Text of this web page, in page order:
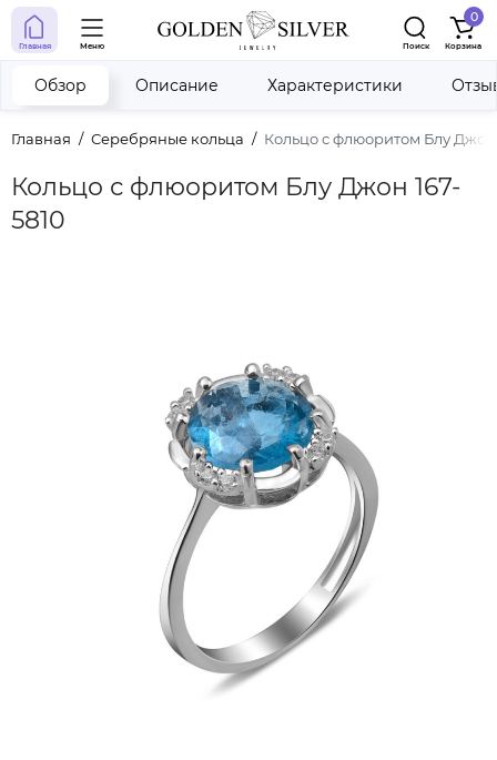
Главная Меню Поиск
0
Корзина
Главная Серебряные кольца Кольцо с флюоритом Блу Джон
Кольцо с флюоритом Блу Джон 167-
5810
Обзор Описание Характеристики